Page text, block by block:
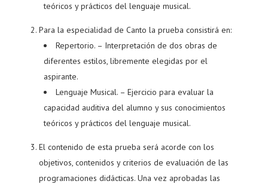
teóricos y prácticos del lenguaje musical.
Para la especialidad de Canto la prueba consistirá en:
Repertorio. – Interpretación de dos obras de
diferentes estilos, libremente elegidas por el
aspirante.
Lenguaje Musical. – Ejercicio para evaluar la
capacidad auditiva del alumno y sus conocimientos
teóricos y prácticos del lenguaje musical.
El contenido de esta prueba será acorde con los
objetivos, contenidos y criterios de evaluación de las
programaciones didácticas. Una vez aprobadas las